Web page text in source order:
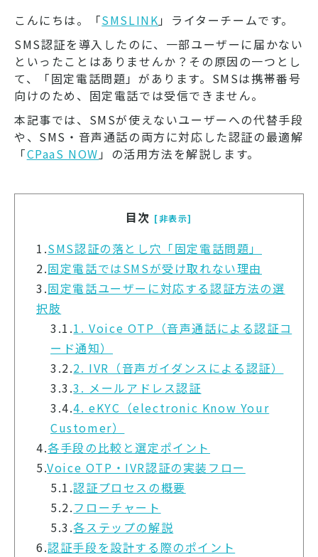
こんにちは。「SMSLINK」ライターチームです。
SMS認証を導入したのに、一部ユーザーに届かない
といったことはありませんか？その原因の一つとし
て、「固定電話問題」があります。SMSは携帯番号
向けのため、固定電話では受信できません。
本記事では、SMSが使えないユーザーへの代替手段
や、SMS・音声通話の両方に対応した認証の最適解
「CPaaS NOW」の活用方法を解説します。
目次 [非表示]
1.SMS認証の落とし穴「固定電話問題」
2.固定電話ではSMSが受け取れない理由
3.固定電話ユーザーに対応する認証方法の選
択肢
3.1.1. Voice OTP（音声通話による認証コ
ード通知）
3.2.2. IVR（音声ガイダンスによる認証）
3.3.3. メールアドレス認証
3.4.4. eKYC（electronic Know Your
Customer）
4.各手段の比較と選定ポイント
5.Voice OTP・IVR認証の実装フロー
5.1.認証プロセスの概要
5.2.フローチャート
5.3.各ステップの解説
6.認証手段を設計する際のポイント